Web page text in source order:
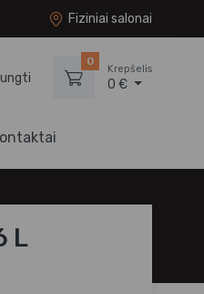
Fiziniai salonai
0
Krepšelis
0 €
L